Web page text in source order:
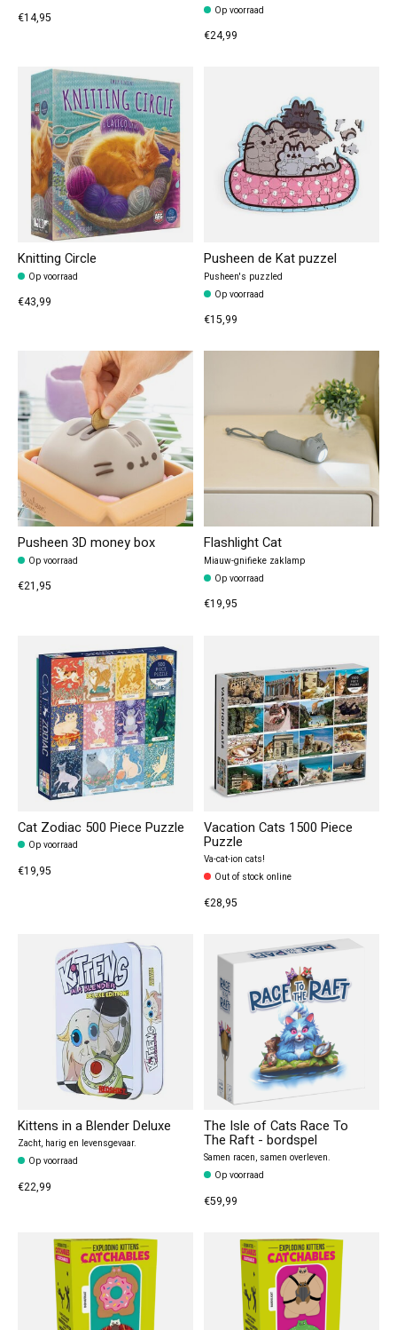
€14,95
Op voorraad
€24,99
Knitting Circle
Op voorraad
€43,99
Pusheen de Kat puzzel
Pusheen's puzzled
Op voorraad
€15,99
Pusheen 3D money box
Op voorraad
€21,95
Flashlight Cat
Miauw-gnifieke zaklamp
Op voorraad
€19,95
Cat Zodiac 500 Piece Puzzle
Op voorraad
€19,95
Vacation Cats 1500 Piece
Puzzle
Va-cat-ion cats!
Out of stock online
€28,95
Kittens in a Blender Deluxe
Zacht, harig en levensgevaar.
Op voorraad
€22,99
The Isle of Cats Race To
The Raft - bordspel
Samen racen, samen overleven.
Op voorraad
€59,99